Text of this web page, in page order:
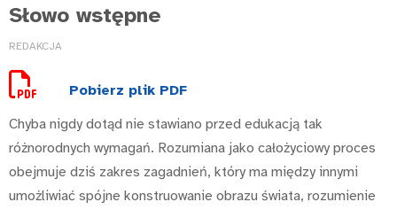
Słowo wstępne
REDAKCJA
Pobierz plik PDF
Chyba nigdy dotąd nie stawiano przed edukacją tak
różnorodnych wymagań. Rozumiana jako całożyciowy proces
obejmuje dziś zakres zagadnień, który ma między innymi
umożliwiać spójne konstruowanie obrazu świata, rozumienie